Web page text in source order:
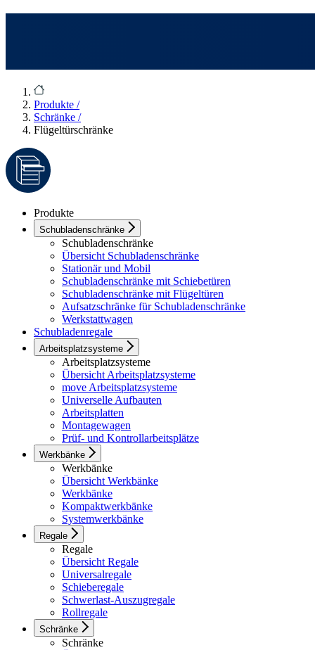
Produkte /
Schränke /
Flügeltürschränke
Produkte
Schubladenschränke
Schubladenschränke
Übersicht Schubladenschränke
Stationär und Mobil
Schubladenschränke mit Schiebetüren
Schubladenschränke mit Flügeltüren
Aufsatzschränke für Schubladenschränke
Werkstattwagen
Schubladenregale
Arbeitsplatzsysteme
Arbeitsplatzsysteme
Übersicht Arbeitsplatzsysteme
move Arbeitsplatzsysteme
Universelle Aufbauten
Arbeitsplatten
Montagewagen
Prüf- und Kontrollarbeitsplätze
Werkbänke
Werkbänke
Übersicht Werkbänke
Werkbänke
Kompaktwerkbänke
Systemwerkbänke
Regale
Regale
Übersicht Regale
Universalregale
Schieberegale
Schwerlast-Auszugregale
Rollregale
Schränke
Schränke